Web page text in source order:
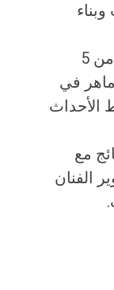
وكيل حجز محترف مع أكثر من 5
في
الأحداث
مع
الفنان